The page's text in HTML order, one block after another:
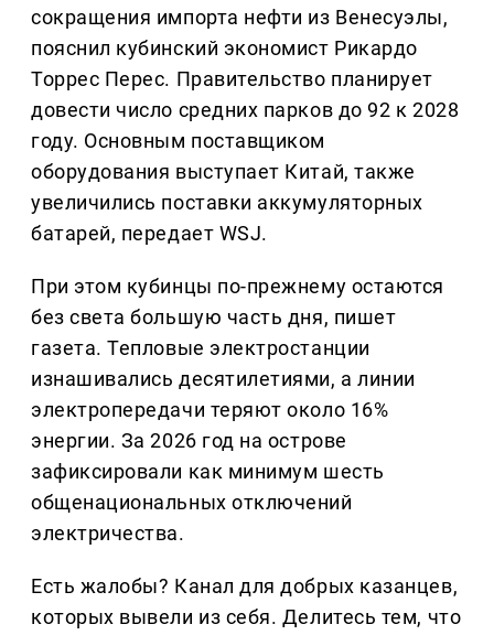
сокращения импорта нефти из Венесуэлы,
пояснил кубинский экономист Рикардо
Торрес Перес. Правительство планирует
довести число средних парков до 92 к 2028
году. Основным поставщиком
оборудования выступает Китай, также
увеличились поставки аккумуляторных
батарей, передает WSJ.
При этом кубинцы по-прежнему остаются
без света большую часть дня, пишет
газета. Тепловые электростанции
изнашивались десятилетиями, а линии
электропередачи теряют около 16%
энергии. За 2026 год на острове
зафиксировали как минимум шесть
общенациональных отключений
электричества.
Есть жалобы? Канал для добрых казанцев,
которых вывели из себя. Делитеcь тем, что